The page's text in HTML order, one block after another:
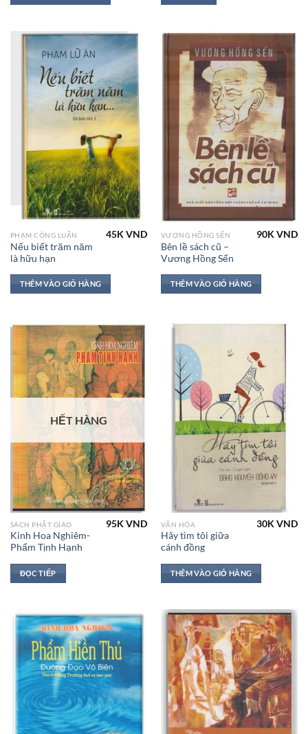
PHẠM CÔNG LUẬN
Nếu biết trăm năm
là hữu hạn
45KVND
THÊM VÀO GIỎ HÀNG
VƯƠNG HỒNG SỂN
Bên lề sách cũ –
Vương Hồng Sển
90KVND
THÊM VÀO GIỎ HÀNG
HẾT HÀNG
SÁCH PHẬT GIÁO
Kinh Hoa Nghiêm-
Phẩm Tịnh Hạnh
95KVND
ĐỌC TIẾP
VĂN HÓA
Hãy tìm tôi giữa
cánh đồng
30KVND
THÊM VÀO GIỎ HÀNG